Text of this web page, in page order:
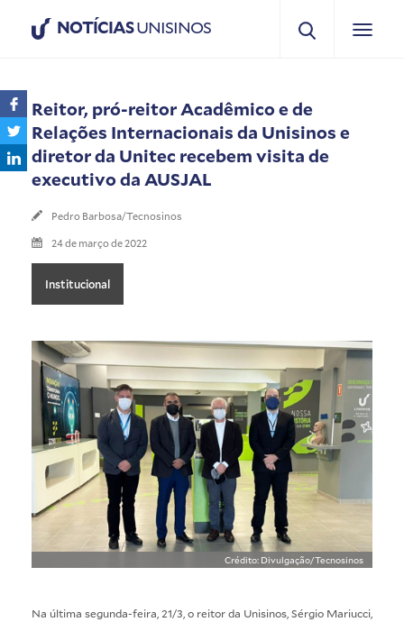
NOTÍCIASUNISINOS
Reitor, pró-reitor Acadêmico e de
Relações Internacionais da Unisinos e
diretor da Unitec recebem visita de
executivo da AUSJAL
Pedro Barbosa/Tecnosinos
24 de março de 2022
Institucional
Crédito: Divulgação/Tecnosinos
Na última segunda-feira, 21/3, o reitor da Unisinos, Sérgio Mariucci,